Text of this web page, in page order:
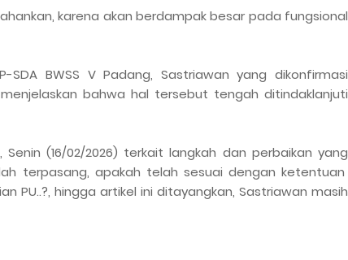
karena akan berdampak besar pada fungsional
SDA BWSS V Padang, Sastriawan yang dikonfirmasi
menjelaskan bahwa hal tersebut tengah ditindaklanjuti
(16/02/2026) terkait langkah dan perbaikan yang
terpasang, apakah telah sesuai dengan ketentuan
PU..?, hingga artikel ini ditayangkan, Sastriawan masih